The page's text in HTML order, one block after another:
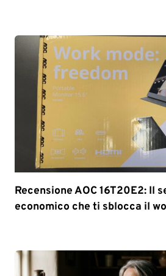
Recensione AOC 16T20E2: Il
economico che ti sblocca il